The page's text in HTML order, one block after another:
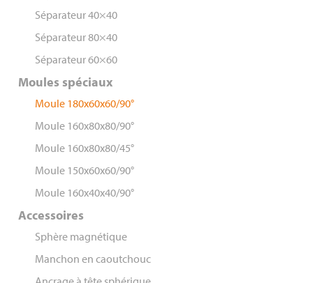
Séparateur 40×40
Séparateur 80×40
Séparateur 60×60
Moules spéciaux
Moule 180x60x60/90°
Moule 160x80x80/90°
Moule 160x80x80/45°
Moule 150x60x60/90°
Moule 160x40x40/90°
Accessoires
Sphère magnétique
Manchon en caoutchouc